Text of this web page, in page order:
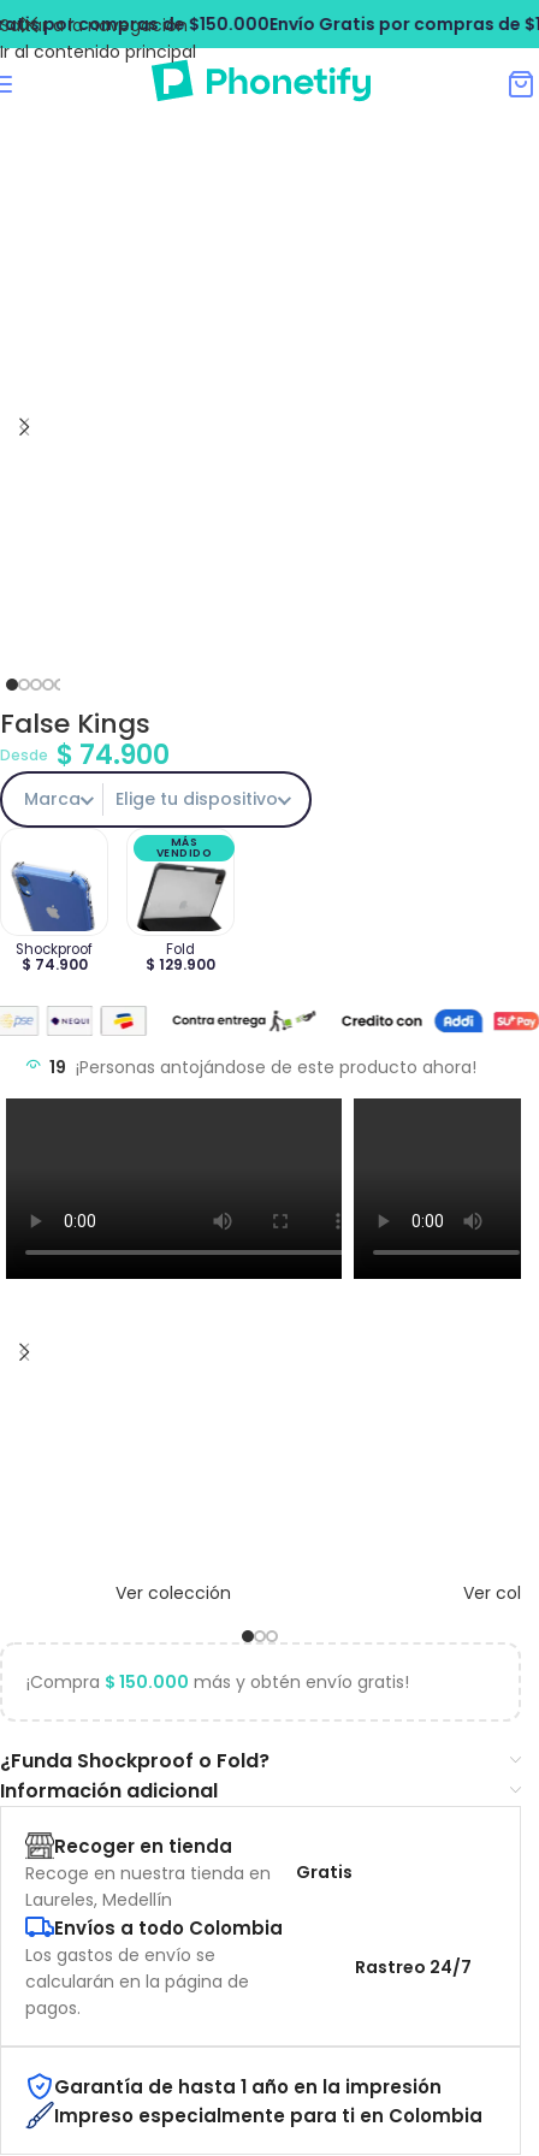
Saltar a la navegación
Ir al contenido principal
por compras de $150.000Envío Gratis por compras de
False Kings
Desde $ 74.900
Marca Elige tu dispositivo
Shockproof
$ 74.900
Fold
$ 129.900
MÁS
VENDIDO
19 ¡Personas antojándose de este producto ahora!
Ver colección Ver
¡Compra $ 150.000 más y obtén envío gratis!
¿Funda Shockproof o Fold?
Información adicional
Recoger en tienda
Recoge en nuestra tienda en
Laureles, Medellín
Gratis
Envíos a todo Colombia
Los gastos de envío se
calcularán en la página de
pagos.
Rastreo 24/7
Garantía de hasta 1 año en la impresión
Impreso especialmente para ti en Colombia